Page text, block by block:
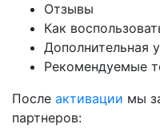
Отзывы
Как
Дополнительная
Рекомендуемые
После активации мы
партнеров: